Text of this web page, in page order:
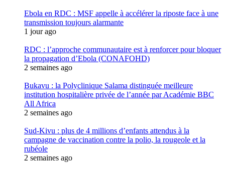
Ebola en RDC : MSF appelle à accélérer la riposte face à une
transmission toujours alarmante
1 jour ago
RDC : l’approche communautaire est à renforcer pour bloquer
la propagation d’Ebola (CONAFOHD)
2 semaines ago
Bukavu : la Polyclinique Salama distinguée meilleure
institution hospitalière privée de l’année par Académie BBC
All Africa
2 semaines ago
Sud-Kivu : plus de 4 millions d’enfants attendus à la
campagne de vaccination contre la polio, la rougeole et la
rubéole
2 semaines ago